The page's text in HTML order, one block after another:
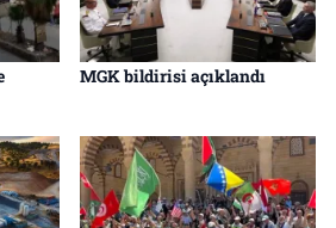
MGK bildirisi açıklandı